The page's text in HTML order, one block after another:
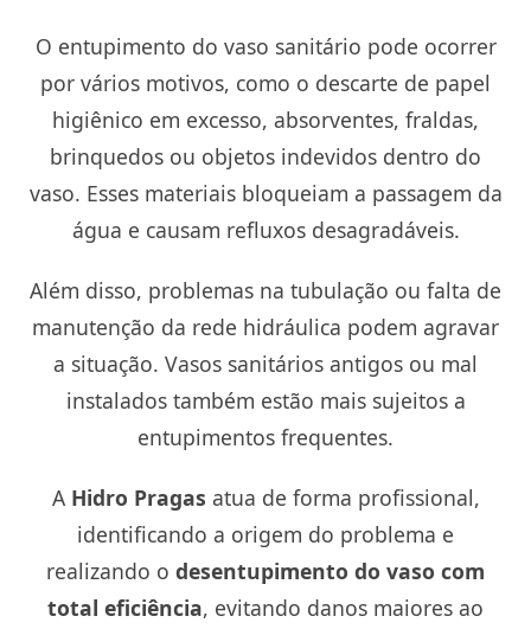
O entupimento do vaso sanitário pode ocorrer
por vários motivos, como o descarte de papel
higiênico em excesso, absorventes, fraldas,
brinquedos ou objetos indevidos dentro do
vaso. Esses materiais bloqueiam a passagem da
água e causam refluxos desagradáveis.
Além disso, problemas na tubulação ou falta de
manutenção da rede hidráulica podem agravar
a situação. Vasos sanitários antigos ou mal
instalados também estão mais sujeitos a
entupimentos frequentes.
A Hidro Pragas atua de forma profissional,
identificando a origem do problema e
realizando o desentupimento do vaso com
total eficiência, evitando danos maiores ao